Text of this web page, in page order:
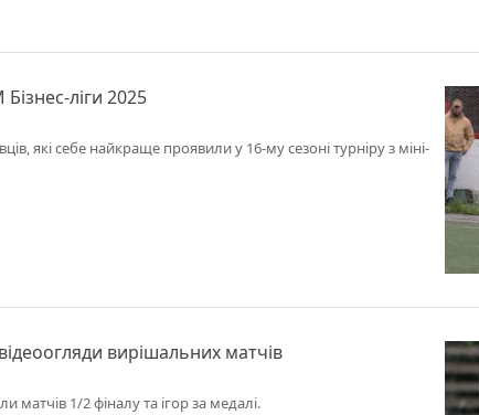
ліги 2025
які себе найкраще проявили у 16-му сезоні турніру з міні-
вирішальних матчів
матчів 1/2 фіналу та ігор за медалі.